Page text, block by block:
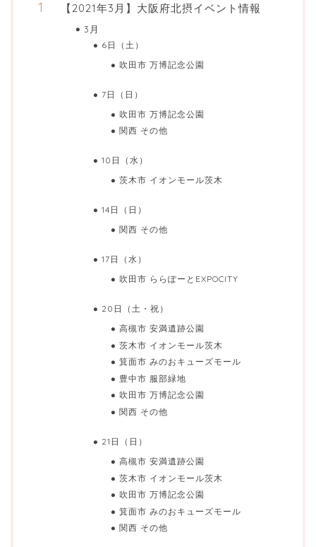
【2021年3月】大阪府北摂イベント情報
3月
6日（土）
吹田市 万博記念公園
7日（日）
吹田市 万博記念公園
関西 その他
10日（水）
茨木市 イオンモール茨木
14日（日）
関西 その他
17日（水）
吹田市 ららぽーとEXPOCITY
20日（土・祝）
高槻市 安満遺跡公園
茨木市 イオンモール茨木
箕面市 みのおキューズモール
豊中市 服部緑地
吹田市 万博記念公園
関西 その他
21日（日）
高槻市 安満遺跡公園
茨木市 イオンモール茨木
吹田市 万博記念公園
箕面市 みのおキューズモール
関西 その他